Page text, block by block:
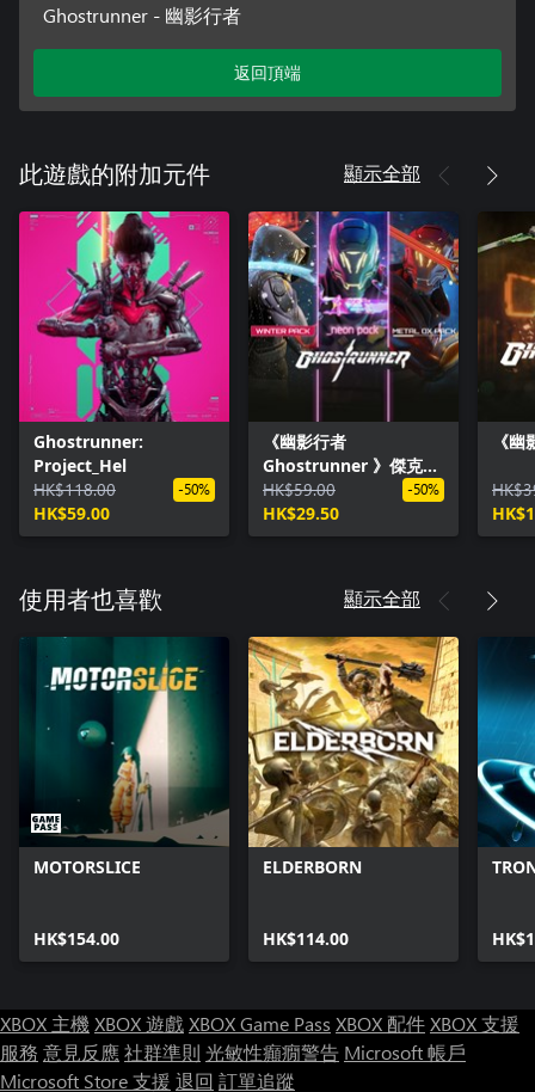
Ghostrunner - 幽影行者
返回頂端
此遊戲的附加元件 顯示全部
Ghostrunner:
Project_Hel
HK$118.00
HK$59.00
-50%
《幽影行者
Ghostrunner 》傑克同
捆包
HK$59.00
HK$29.50
-50%
《
使用者也喜歡 顯示全部
MOTORSLICE
HK$154.00
ELDERBORN
HK$114.00
XBOX 主機XBOX 遊戲XBOX Game Pass XBOX 配件XBOX 支援
服務 意見反應社群準則 光敏性癲癇警告 Microsoft 帳戶
Microsoft Store 支援 退回 訂單追蹤